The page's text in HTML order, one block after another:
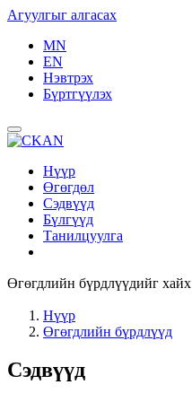
Агуулгыг алгасах
MN
EN
Нэвтрэх
Бүртгүүлэх
Нүүр
Өгөгдөл
Сэдвүүд
Бүлгүүд
Танилцуулга
Өгөгдлийн бүрдлүүдийг хайх
Нүүр
Өгөгдлийн бүрдлүүд
Сэдвүүд